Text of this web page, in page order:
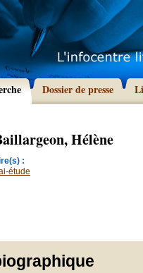
Dossier de presse
Hélène
:
étude